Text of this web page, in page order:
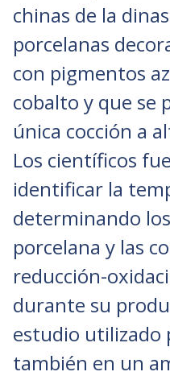
chinas de la
porcelanas
con pigmentos
cobalto y que se
única cocción a
Los científicos
identificar la
determinando
porcelana y las
reducción-
durante su
estudio utilizado
también en un